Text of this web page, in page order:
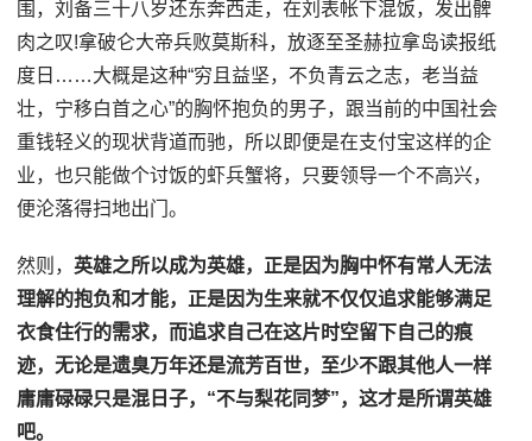
围，刘备三十八岁还东奔西走，在刘表帐下混饭，发出髀
肉之叹!拿破仑大帝兵败莫斯科，放逐至圣赫拉拿岛读报纸
度日……大概是这种“穷且益坚，不负青云之志，老当益
壮，宁移白首之心”的胸怀抱负的男子，跟当前的中国社会
重钱轻义的现状背道而驰，所以即便是在支付宝这样的企
业，也只能做个讨饭的虾兵蟹将，只要领导一个不高兴，
便沦落得扫地出门。
然则， 英雄之所以成为英雄，正是因为胸中怀有常人无法
理解的抱负和才能，正是因为生来就不仅仅追求能够满足
衣食住行的需求，而追求自己在这片时空留下自己的痕
迹，无论是遗臭万年还是流芳百世，至少不跟其他人一样
庸庸碌碌只是混日子，“不与梨花同梦”，这才是所谓英雄
吧。